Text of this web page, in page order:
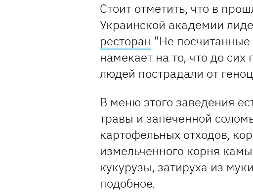
Стоит отметить, что в
Украинской академии
ресторан "Не
намекает на то, что до сих
людей пострадали от
В меню этого заведения
травы и запеченной
картофельных отходов,
измельченного корня
кукурузы, затируха из
подобное.